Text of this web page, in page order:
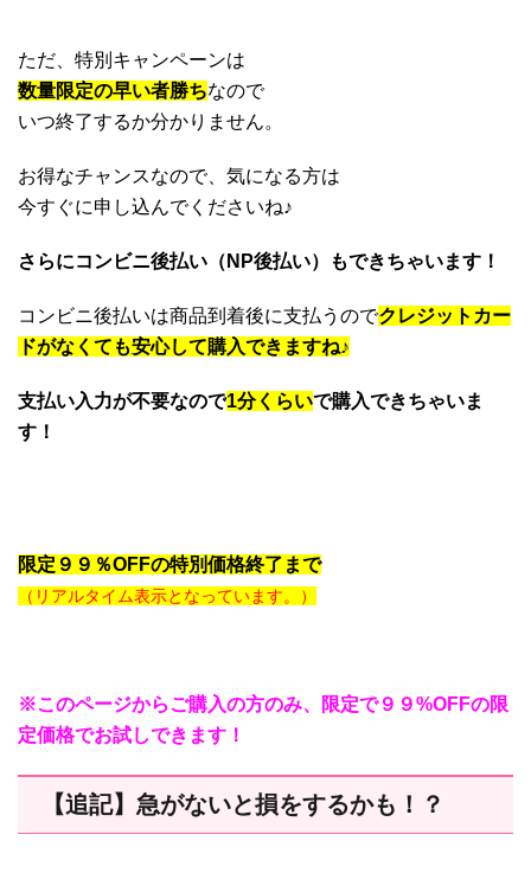
ただ、特別キャンペーンは
数量限定の早い者勝ちなので
いつ終了するか分かりません。
お得なチャンスなので、気になる方は
今すぐに申し込んでくださいね♪
さらにコンビニ後払い（NP後払い）もできちゃいます！
コンビニ後払いは商品到着後に支払うのでクレジットカー
ドがなくても安心して購入できますね♪
支払い入力が不要なので1分くらいで購入できちゃいま
す！
限定９９％OFFの特別価格終了まで残りあと３名
（リアルタイム表示となっています。）
※このページからご購入の方のみ、限定で９９%OFFの限
定価格でお試しできます！
【追記】急がないと損をするかも！？